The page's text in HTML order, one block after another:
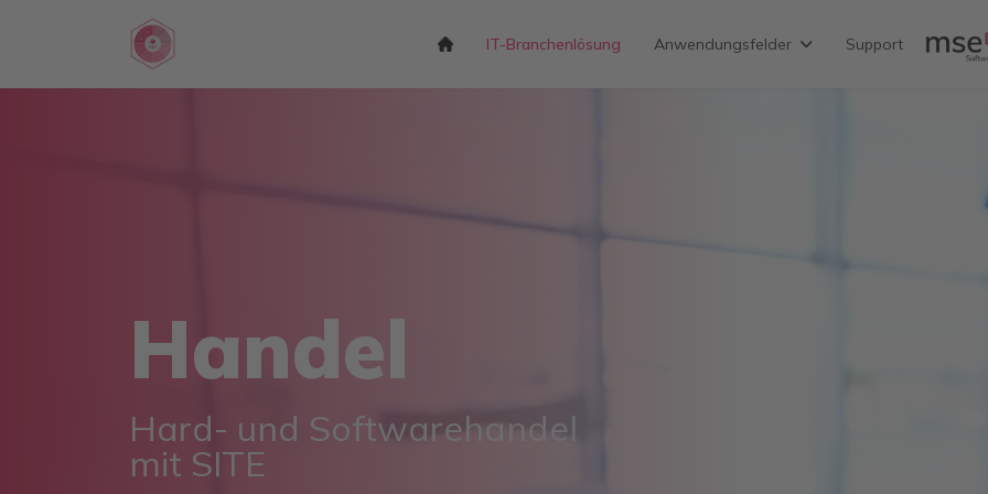
IT-Branchenlösung Anwendungsfelder Support
Handel
Hard- und Softwarehandel
mit SITE